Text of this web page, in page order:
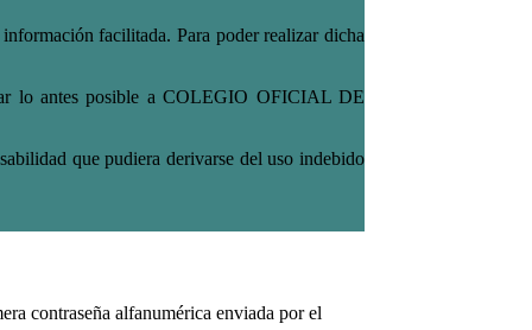
facilitada. Para poder realizar dicha
lo antes posible a COLEGIO OFICIAL DE
que pudiera derivarse del uso indebido
contraseña alfanumérica enviada por el